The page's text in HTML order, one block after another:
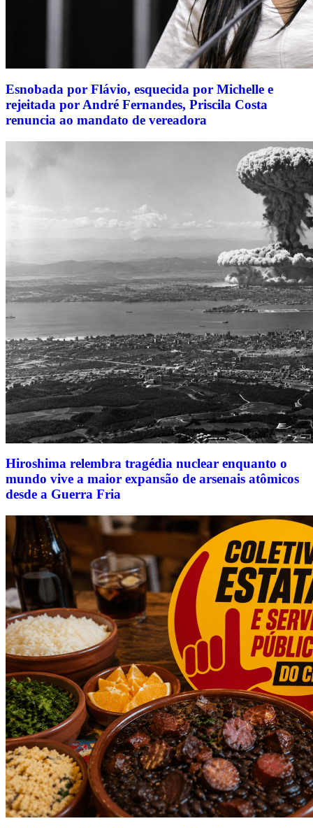
Esnobada por Flávio, esquecida por Michelle e
rejeitada por André Fernandes, Priscila Costa
renuncia ao mandato de vereadora
Hiroshima relembra tragédia nuclear enquanto o
mundo vive a maior expansão de arsenais atômicos
desde a Guerra Fria